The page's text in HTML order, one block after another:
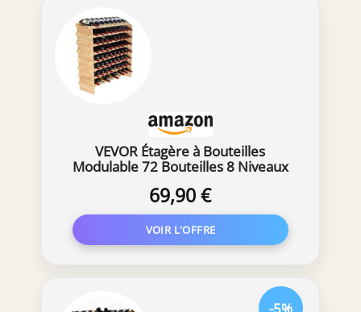
VEVOR Étagère à Bouteilles
Modulable 72 Bouteilles 8 Niveaux
Bouteilles en Bambou Naturel
85x25x102,5 cm Rangement
Présentation de Vin pour Cuisine
Garde-Manger Cave Bar
69,90 €
-5%